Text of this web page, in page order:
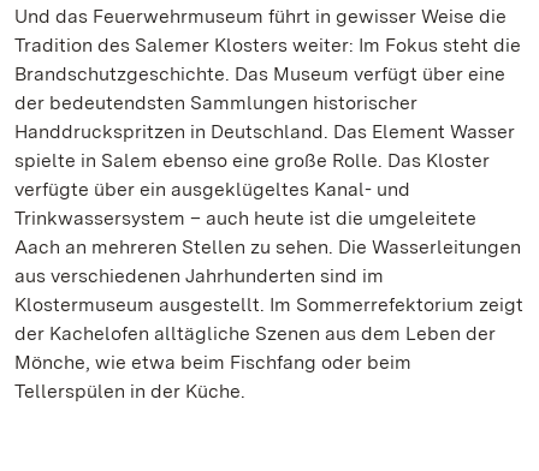
Und das Feuerwehrmuseum führt in gewisser Weise die
Tradition des Salemer Klosters weiter: Im Fokus steht die
Brandschutzgeschichte. Das Museum verfügt über eine
der bedeutendsten Sammlungen historischer
Handdruckspritzen in Deutschland. Das Element Wasser
spielte in Salem ebenso eine große Rolle. Das Kloster
verfügte über ein ausgeklügeltes Kanal- und
Trinkwassersystem – auch heute ist die umgeleitete
Aach an mehreren Stellen zu sehen. Die Wasserleitungen
aus verschiedenen Jahrhunderten sind im
Klostermuseum ausgestellt. Im Sommerrefektorium zeigt
der Kachelofen alltägliche Szenen aus dem Leben der
Mönche, wie etwa beim Fischfang oder beim
Tellerspülen in der Küche.